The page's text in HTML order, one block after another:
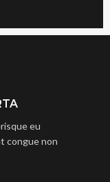
eu
congue non